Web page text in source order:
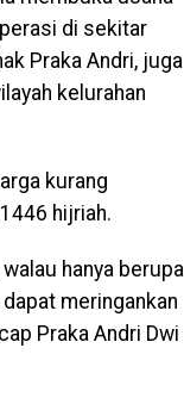
di sekitar
Praka Andri, juga
kelurahan
kurang
hijriah.
hanya berupa
meringankan
Praka Andri Dwi